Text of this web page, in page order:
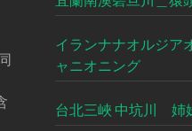
イランナナオルジア
ャニオニング
台北三峽 中坑川 姉